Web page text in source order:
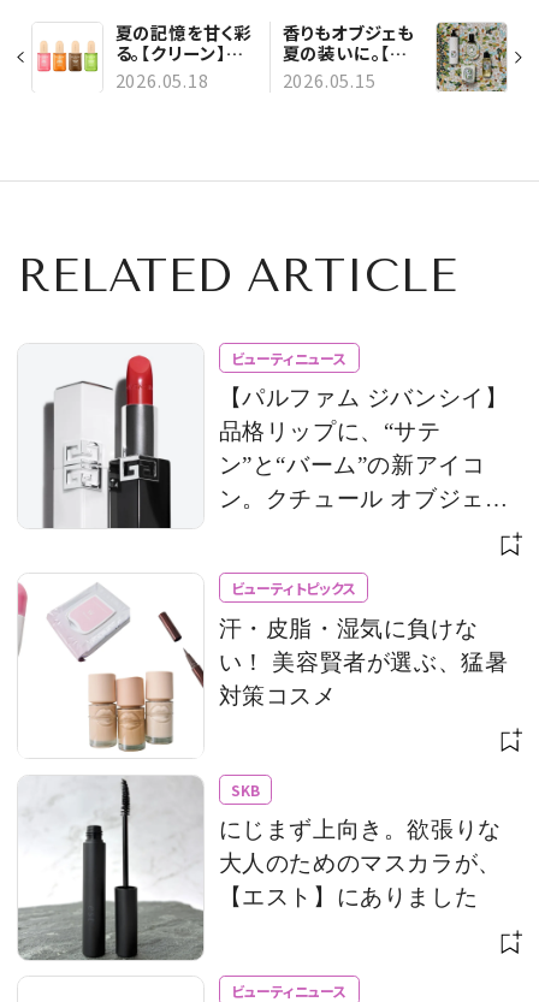
夏の記憶を甘く彩
る。【クリーン】ア
イスキャンディー
みたいな「ヘア＆
2026.05.18
香りもオブジェも
夏の装いに。【ディ
プティック】限定
コレクション「ウォ
2026.05.15
RELATED ARTICLE
ビューティニュース
【パルファム ジバンシイ】
品格リップに、“サテ
ン”と“バーム”の新アイコ
ン。クチュール オブジェの
ようなケースにも惚れ惚れ
ビューティトピックス
汗・皮脂・湿気に負けな
い！ 美容賢者が選ぶ、猛暑
対策コスメ
SKB
にじまず上向き。欲張りな
大人のためのマスカラが、
【エスト】にありました
ビューティニュース